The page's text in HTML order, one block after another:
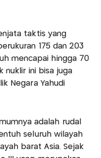
taktis yang
175 dan 203
mencapai hingga 70
nuklir ini bisa juga
Negara Yahudi
adalah rudal
seluruh wilayah
barat Asia. Sejak